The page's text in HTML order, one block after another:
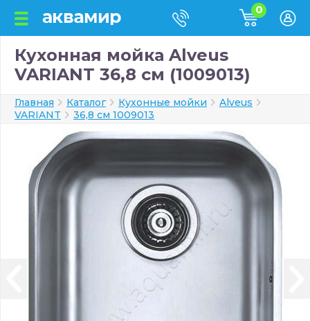
0
Кухонная мойка Alveus
VARIANT 36,8 см (1009013)
Главная Каталог Кухонные мойки
Alveus
VARIANT
36,8 см 1009013